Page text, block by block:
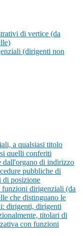
di vertice (da
(dirigenti non
a qualsiasi titolo
quelli conferiti
dall'organo di indirizzo
pubbliche di
di posizione
funzioni dirigenziali (da
che distinguano le
dirigenti, dirigenti
titolari di
con funzioni